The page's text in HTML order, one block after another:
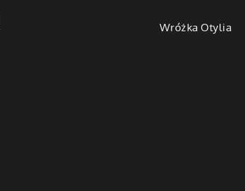
Wróżka Otylia